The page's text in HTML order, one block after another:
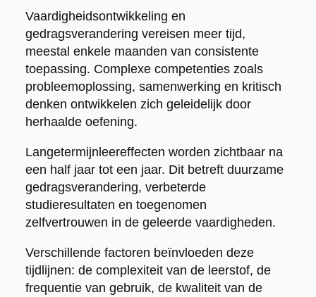
Vaardigheidsontwikkeling en
gedragsverandering vereisen meer tijd,
meestal enkele maanden van consistente
toepassing. Complexe competenties zoals
probleemoplossing, samenwerking en kritisch
denken ontwikkelen zich geleidelijk door
herhaalde oefening.
Langetermijnleereffecten worden zichtbaar na
een half jaar tot een jaar. Dit betreft duurzame
gedragsverandering, verbeterde
studieresultaten en toegenomen
zelfvertrouwen in de geleerde vaardigheden.
Verschillende factoren beïnvloeden deze
tijdlijnen: de complexiteit van de leerstof, de
frequentie van gebruik, de kwaliteit van de